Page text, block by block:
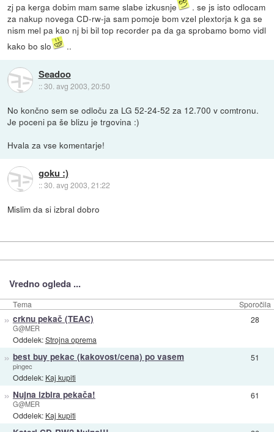
zj pa kerga dobim mam same slabe izkusnje
. se js isto odlocam
za nakup novega CD-rw-ja sam pomoje bom vzel plextorja k ga se
nism mel pa kao nj bi bil top recorder pa da ga sprobamo bomo vidl
kako bo slo
..
Seadoo
::30. avg 2003, 20:50
No končno sem se odloču za LG 52-24-52 za 12.700 v comtronu.
Je poceni pa še blizu je trgovina :)
Hvala za vse komentarje!
goku :)
::30. avg 2003, 21:22
Mislim da si izbral dobro
Vredno ogleda ...
Tema Sporočila
» crknu pekač (TEAC)
G@MER
Oddelek:Strojna oprema
28
» best buy pekac (kakovost/cena) po vasem
pingec
Oddelek: Kaj kupiti
51
» Nujna izbira pekača!
G@MER
Oddelek: Kaj kupiti
61